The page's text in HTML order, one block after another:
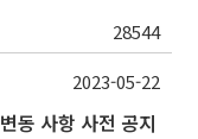
28544
동 사항 사전 공지
2023-05-22